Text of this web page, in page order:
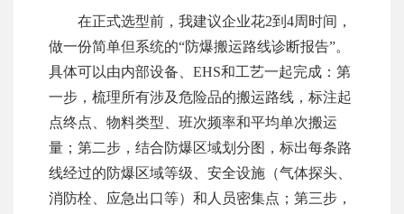
在正式选型前，我建议企业花2到4周时间，
做一份简单但系统的“防爆搬运路线诊断报告”。
具体可以由内部设备、EHS和工艺一起完成：第
一步，梳理所有涉及危险品的搬运路线，标注起
点终点、物料类型、班次频率和平均单次搬运
量；第二步，结合防爆区域划分图，标出每条路
线经过的防爆区域等级、安全设施（气体探头、
消防栓、应急出口等）和人员密集点；第三步，